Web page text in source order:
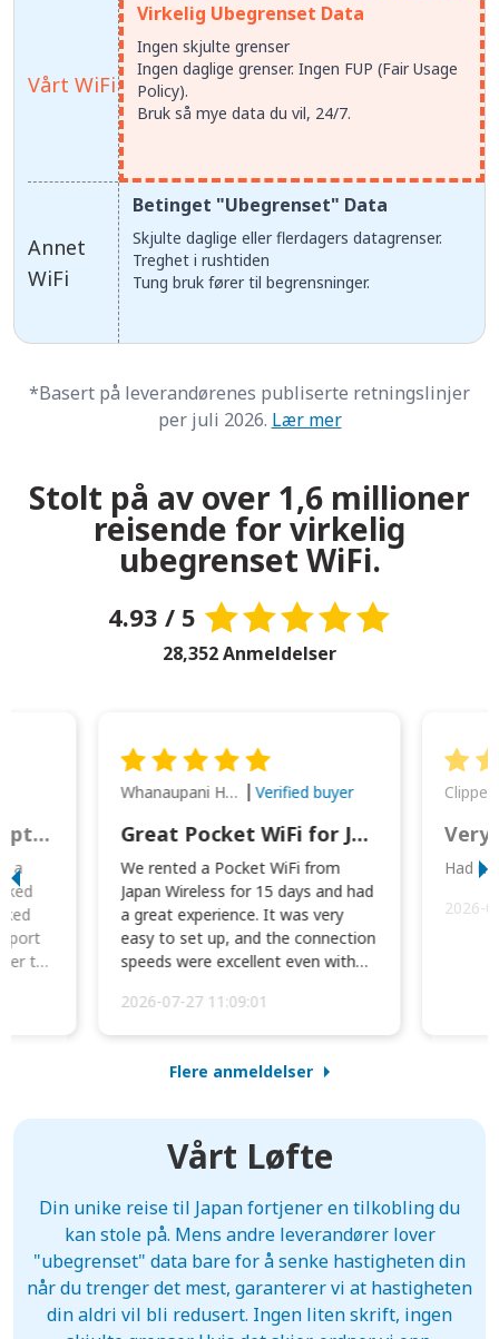
Vårt WiFi
Annet
WiFi
Virkelig Ubegrenset Data
Ingen skjulte grenser
Ingen daglige grenser. Ingen FUP (Fair Usage
Policy).
Bruk så mye data du vil, 24/7.
Betinget "Ubegrenset" Data
Skjulte daglige eller flerdagers datagrenser.
Treghet i rushtiden
Tung bruk fører til begrensninger.
*Basert på leverandørenes publiserte retningslinjer
per juli 2026. Lær mer
Stolt på av over 1,6 millioner
reisende for virkelig
ubegrenset WiFi.
4.93 / 5
28,352 Anmeldelser
This was wonderful option to a family of four. Everything worked smoothly.
a
to
Whanaupani Henry Joseph Macown Verified buyer
Great Pocket WiFi for Japan Travel
We rented a Pocket WiFi from
Japan Wireless for 15 days and had
a great experience. It was very
easy to set up, and the connection
speeds were excellent even with
2026-07-27 11:09:01
Very
Had
2026-
Flere anmeldelser
Vårt Løfte
Din unike reise til Japan fortjener en tilkobling du
kan stole på. Mens andre leverandører lover
"ubegrenset" data bare for å senke hastigheten din
når du trenger det mest, garanterer vi at hastigheten
din aldri vil bli redusert. Ingen liten skrift, ingen